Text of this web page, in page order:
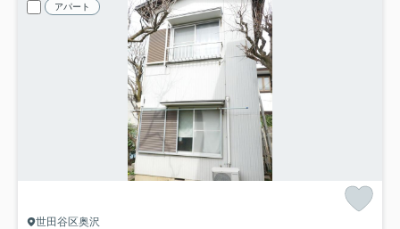
アパート
世田谷区奥沢